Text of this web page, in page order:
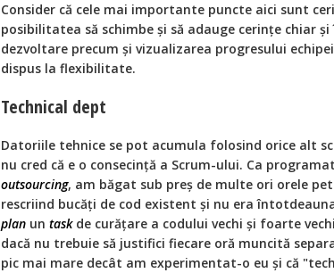
Consider că cele mai importante puncte aici sunt
posibilitatea să schimbe și să adauge cerințe chiar
dezvoltare precum și vizualizarea progresului
dispus la flexibilitate.
Technical dept
Datoriile tehnice se pot acumula folosind orice alt
nu cred că e o consecință a Scrum-ului. Ca
outsourcing, am băgat sub preș de multe ori orele
rescriind bucăți de cod existent și nu era
plan un taskde curățare a codului vechi și foarte
dacă nu trebuie să justifici fiecare oră muncită
pic mai mare decât am experimentat-o eu și că